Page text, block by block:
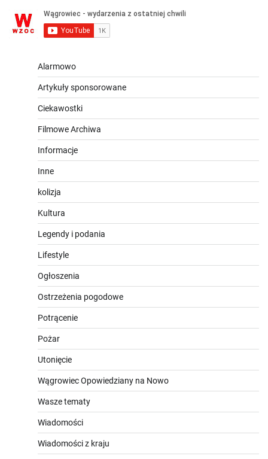
Alarmowo
Artykuły sponsorowane
Ciekawostki
Filmowe Archiwa
Informacje
Inne
kolizja
Kultura
Legendy i podania
Lifestyle
Ogłoszenia
Ostrzeżenia pogodowe
Potrącenie
Pożar
Utonięcie
Wągrowiec Opowiedziany na Nowo
Wasze tematy
Wiadomości
Wiadomości z kraju